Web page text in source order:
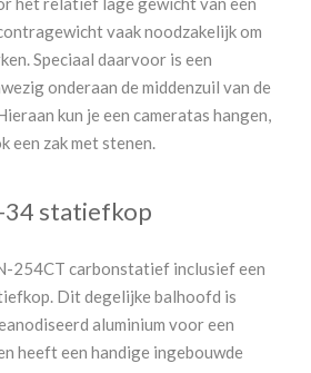
vaak noodzakelijk om
Speciaal daarvoor is een
onderaan de middenzuil van de
kun je een cameratas hangen,
een zak met stenen.
34 statiefkop
254CT carbonstatief inclusief een
Dit degelijke balhoofd is
aluminium voor een
heeft een handige ingebouwde